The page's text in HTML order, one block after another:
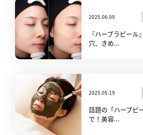
2025.06.09
『ハーブラピール
穴、きめ...
2025.05.19
話題の「ハーブピ
で！美容...